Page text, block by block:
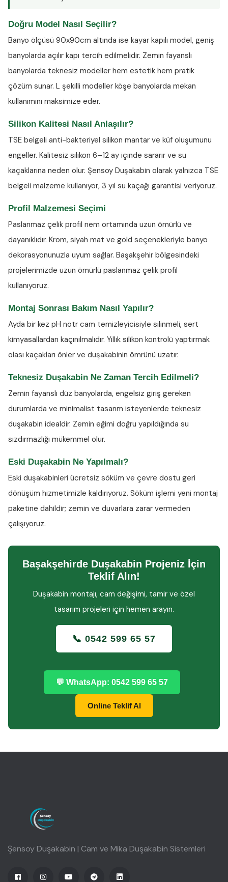
Doğru Model Nasıl Seçilir?
Banyo ölçüsü 90x90cm altında ise kayar kapılı model, geniş
banyolarda açılır kapı tercih edilmelidir. Zemin fayanslı
banyolarda teknesiz modeller hem estetik hem pratik
çözüm sunar. L şekilli modeller köşe banyolarda mekan
kullanımını maksimize eder.
Silikon Kalitesi Nasıl Anlaşılır?
TSE belgeli anti-bakteriyel silikon mantar ve küf oluşumunu
engeller. Kalitesiz silikon 6–12 ay içinde sararır ve su
kaçaklarına neden olur. Şensoy Duşakabin olarak yalnızca TSE
belgeli malzeme kullanıyor, 3 yıl su kaçağı garantisi veriyoruz.
Profil Malzemesi Seçimi
Paslanmaz çelik profil nem ortamında uzun ömürlü ve
dayanıklıdır. Krom, siyah mat ve gold seçenekleriyle banyo
dekorasyonunuzla uyum sağlar. Başakşehir bölgesindeki
projelerimizde uzun ömürlü paslanmaz çelik profil
kullanıyoruz.
Montaj Sonrası Bakım Nasıl Yapılır?
Ayda bir kez pH nötr cam temizleyicisiyle silinmeli, sert
kimyasallardan kaçınılmalıdır. Yıllık silikon kontrolü yaptırmak
olası kaçakları önler ve duşakabinin ömrünü uzatır.
Teknesiz Duşakabin Ne Zaman Tercih Edilmeli?
Zemin fayanslı düz banyolarda, engelsiz giriş gereken
durumlarda ve minimalist tasarım isteyenlerde teknesiz
duşakabin idealdir. Zemin eğimi doğru yapıldığında su
sızdırmazlığı mükemmel olur.
Eski Duşakabin Ne Yapılmalı?
Eski duşakabinleri ücretsiz söküm ve çevre dostu geri
dönüşüm hizmetimizle kaldırıyoruz. Söküm işlemi yeni montaj
paketine dahildir; zemin ve duvarlara zarar vermeden
çalışıyoruz.
Başakşehirde Duşakabin Projeniz İçin
Teklif Alın!
Duşakabin montajı, cam değişimi, tamir ve özel
tasarım projeleri için hemen arayın.
📞 0542 599 65 57
💬 WhatsApp: 0542 599 65 57
Online Teklif Al
Şensoy Duşakabin | Cam ve Mika Duşakabin Sistemleri